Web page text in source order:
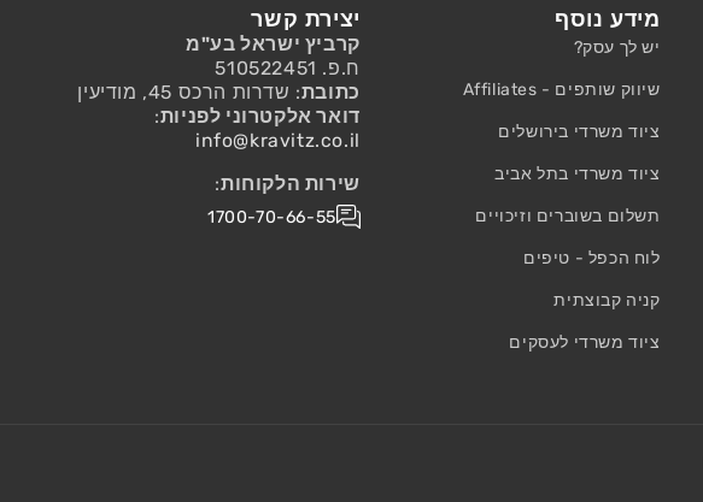
מידע נוסף
יש לך עסק?
שיווק שותפים - Affiliates
ציוד משרדי בירושלים
ציוד משרדי בתל אביב
תשלום בשוברים וזיכויים
לוח הכפל - טיפים
קניה קבוצתית
ציוד משרדי לעסקים
יצירת קשר
קרביץ ישראל בע"מ
ח.פ. 510522451
כתובת: שדרות הרכס 45, מודיעין
דואר אלקטרוני לפניות:
info@kravitz.co.il
שירות הלקוחות:
1700-70-66-55